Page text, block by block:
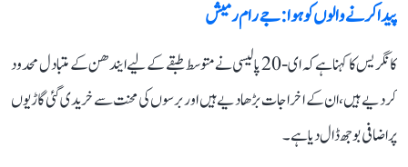
پیدا کرنے والوں کو ہوا: جے رام رمیش
کانگریس کا کہنا ہے کہ ای-20 پالیسی نے متوسط طبقے کے لیے ایندھن کے متبادل محدود
کر دیے ہیں، ان کے اخراجات بڑھا دیے ہیں اور برسوں کی محنت سے خریدی گئی گاڑیوں
پر اضافی بوجھ ڈال دیا ہے۔